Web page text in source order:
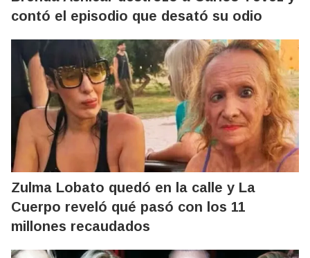
contó el episodio que desató su odio
Zulma Lobato quedó en la calle y La
Cuerpo reveló qué pasó con los 11
millones recaudados